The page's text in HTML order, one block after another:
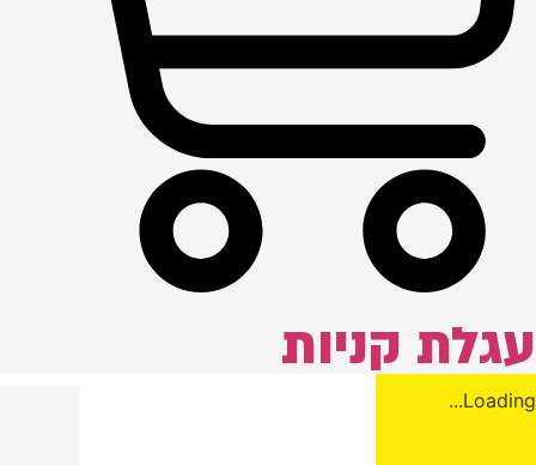
עגלת קניות
Loading...